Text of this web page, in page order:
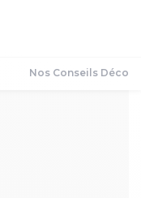
Nos Conseils Déco